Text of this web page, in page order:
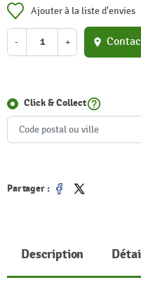
Ajouter à la liste d'envies
- + location_on
Click & Collecthelp_outline
Partager :
Partager
Tweet
Description